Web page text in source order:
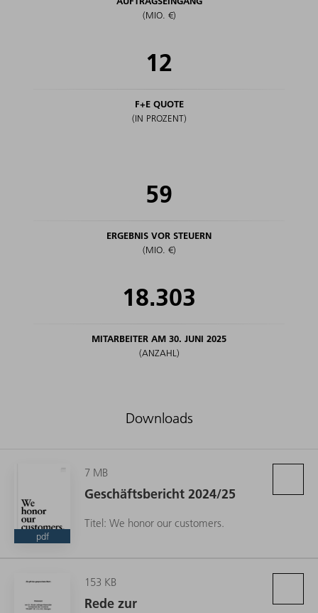
(MIO. €)
12
F+E QUOTE
(IN PROZENT)
59
ERGEBNIS VOR STEUERN
(MIO. €)
18.303
MITARBEITER AM 30. JUNI 2025
(ANZAHL)
Downloads
pdf
7 MB
Geschäftsbericht 2024/25
Titel: We honor our customers.
153 KB
Rede zur